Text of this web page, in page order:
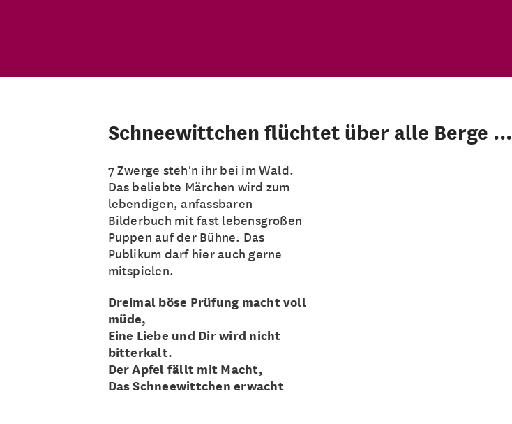
Schneewittchen flüchtet über alle Berge ...
7 Zwerge steh'n ihr bei im Wald.
Das beliebte Märchen wird zum
lebendigen, anfassbaren
Bilderbuch mit fast lebensgroßen
Puppen auf der Bühne. Das
Publikum darf hier auch gerne
mitspielen.
Dreimal böse Prüfung macht voll
müde,
Eine Liebe und Dir wird nicht
bitterkalt.
Der Apfel fällt mit Macht,
Das Schneewittchen erwacht